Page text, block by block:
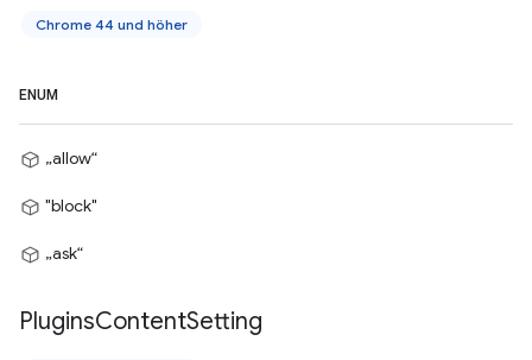
Chrome 44 und höher
ENUM
„allow“
"block"
„ask“
PluginsContentSetting